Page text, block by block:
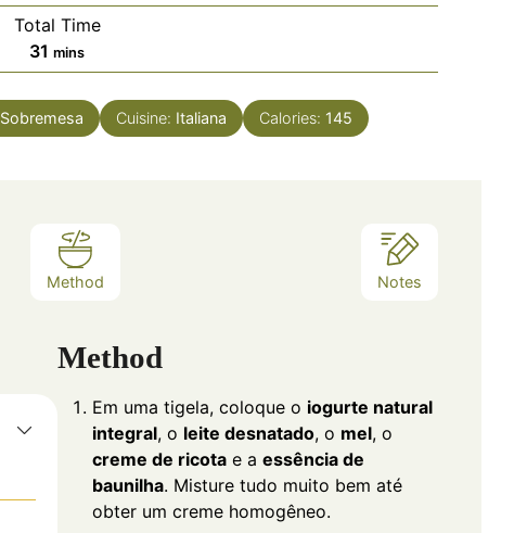
Total Time
31 minutes
mins
Sobremesa Cuisine: Italiana Calories: 145
Method Notes
Method
Em uma tigela, coloque o iogurte natural
integral, o leite desnatado, o mel, o
creme de ricotae a essência de
baunilha. Misture tudo muito bem até
obter um creme homogêneo.